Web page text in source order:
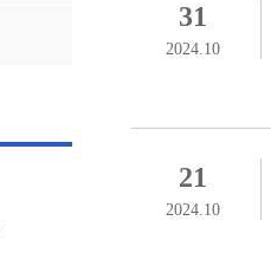
31
2024.10
21
2024.10